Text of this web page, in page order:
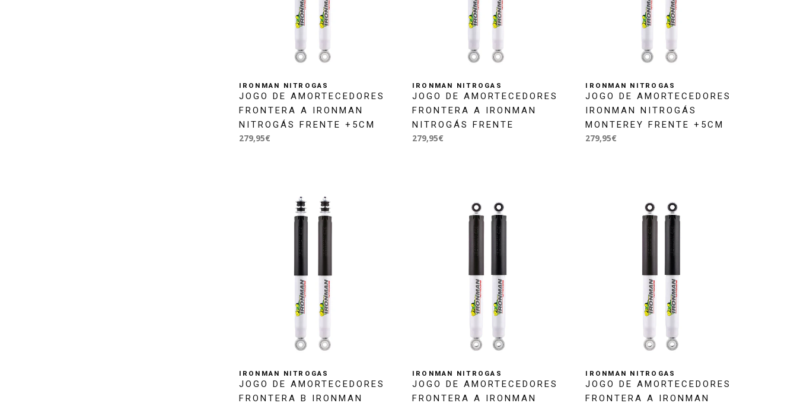
IRONMAN NITROGAS
JOGO DE AMORTECEDORES
FRONTERA A IRONMAN
NITROGÁS FRENTE +5CM
279,95€
IRONMAN NITROGAS
JOGO DE AMORTECEDORES
FRONTERA A IRONMAN
NITROGÁS FRENTE
279,95€
IRONMAN NITROGAS
JOGO DE AMORTECEDORES
IRONMAN NITROGÁS
MONTEREY FRENTE +5CM
279,95€
IRONMAN NITROGAS
JOGO DE AMORTECEDORES
FRONTERA B IRONMAN
IRONMAN NITROGAS
JOGO DE AMORTECEDORES
FRONTERA A IRONMAN
IRONMAN NITROGAS
JOGO DE AMORTECEDORES
FRONTERA A IRONMAN